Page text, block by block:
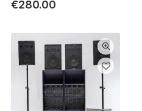
€280.00